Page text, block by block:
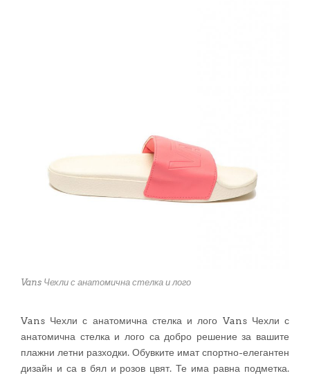
Vans Чехли с анатомична стелка и лого
Vans Чехли с анатомична стелка и лого Vans Чехли с
анатомична стелка и лого са добро решение за вашите
плажни летни разходки. Обувките имат спортно-елегантен
дизайн и са в бял и розов цвят. Те има равна подметка.